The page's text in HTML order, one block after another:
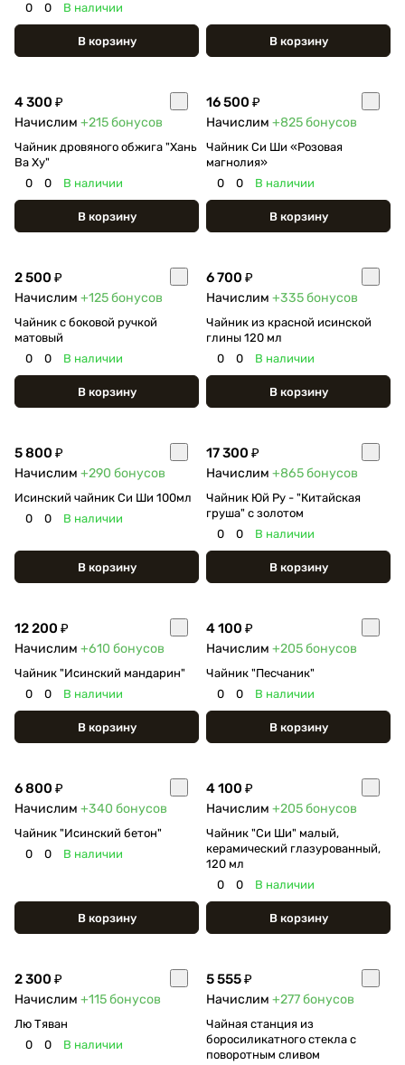
0
0 В наличии
В корзину В корзину
4 300 ₽
Начислим +215бонусов
Чайник дровяного обжига "Хань
Ва Ху"
0
0 В наличии
В корзину
16 500 ₽
Начислим +825бонусов
Чайник Си Ши «Розовая
магнолия»
0
0 В наличии
В корзину
2 500 ₽
Начислим +125бонусов
Чайник с боковой ручкой
матовый
0
0 В наличии
В корзину
6 700 ₽
Начислим +335бонусов
Чайник из красной исинской
глины 120 мл
0
0 В наличии
В корзину
5 800 ₽
Начислим +290 бонусов
Исинский чайник Си Ши 100мл
0
0 В наличии
В корзину
17 300 ₽
Начислим +865бонусов
Чайник Юй Ру - "Китайская
груша" с золотом
0
0 В наличии
В корзину
12 200 ₽
Начислим +610 бонусов
Чайник "Исинский мандарин"
0
0 В наличии
В корзину
4 100 ₽
Начислим +205бонусов
Чайник "Песчаник"
0
0 В наличии
В корзину
6 800 ₽
Начислим +340 бонусов
Чайник "Исинский бетон"
0
0 В наличии
В корзину
4 100 ₽
Начислим +205бонусов
Чайник "Си Ши" малый,
керамический глазурованный,
120 мл
0
0 В наличии
В корзину
2 300 ₽
Начислим +115бонусов
Лю Тяван
0
0 В наличии
5 555 ₽
Начислим +277бонусов
Чайная станция из
боросиликатного стекла с
поворотным сливом